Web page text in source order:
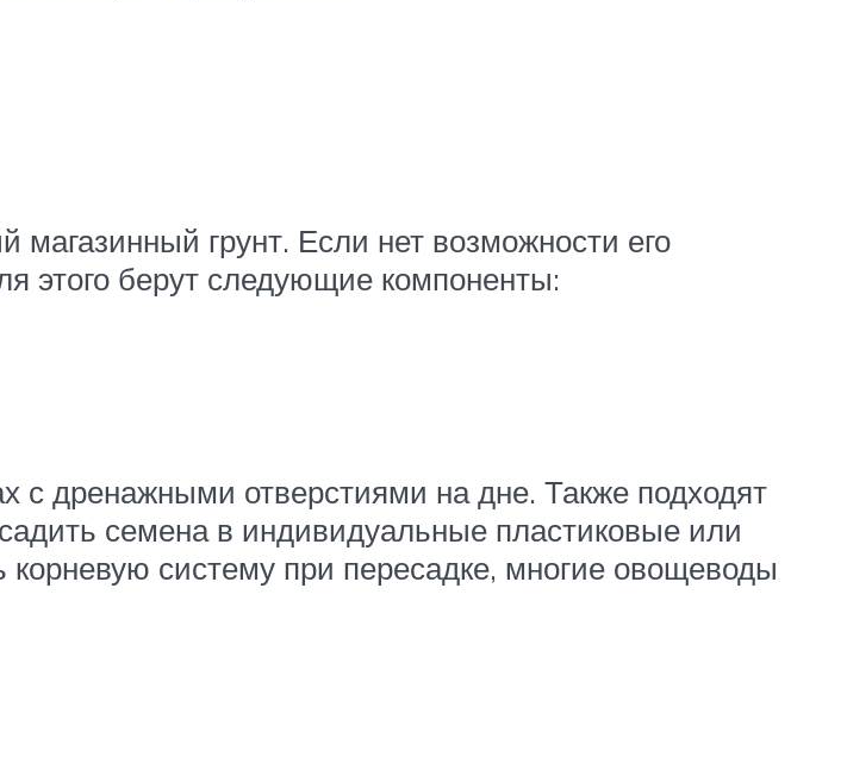
грунт. Если нет возможности его
этого берут следующие компоненты:
с дренажными отверстиями на дне. Также подходят
семена в индивидуальные пластиковые или
систему при пересадке, многие овощеводы